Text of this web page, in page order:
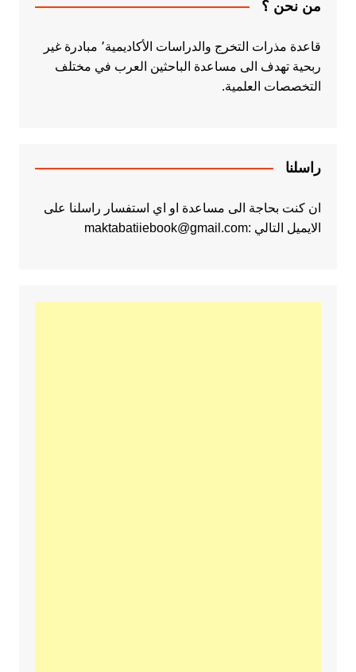
من نحن ؟
قاعدة مذرات التخرج والدراسات الأكاديمية٬ مبادرة غير
ربحية تهدف الى مساعدة الباحثين العرب في مختلف
التخصصات العلمية.
راسلنا
ان كنت بحاجة الى مساعدة او اي استفسار راسلنا على
الايميل التالي :maktabatiiebook@gmail.com